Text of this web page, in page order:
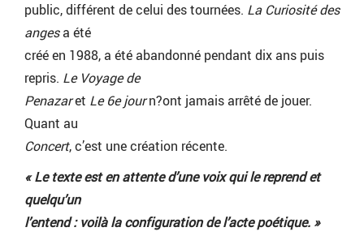
public, différent de celui des tournées. La Curiosité des
angesa été
créé en 1988, a été abandonné pendant dix ans puis
repris. Le Voyage de
Penazaret Le 6e journ?ont jamais arrêté de jouer.
Quant au
Concert, c’est une création récente.
« Le texte est en attente d’une voix qui le reprend et
quelqu’un
l’entend : voilà la configuration de l’acte poétique. »